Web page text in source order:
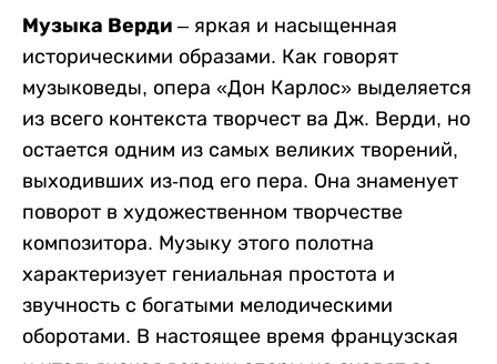
Музыка Верди – яркая и насыщенная
историческими образами. Как говорят
музыковеды, опера «Дон Карлос» выделяется
из всего контекста творчест ва Дж. Верди, но
остается одним из самых великих творений,
выходивших из-под его пера. Она знаменует
поворот в художественном творчестве
композитора. Музыку этого полотна
характеризует гениальная простота и
звучность с богатыми мелодическими
оборотами. В настоящее время французская